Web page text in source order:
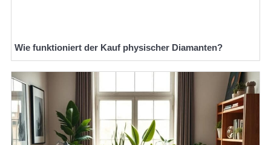
Wie funktioniert der Kauf physischer Diamanten?